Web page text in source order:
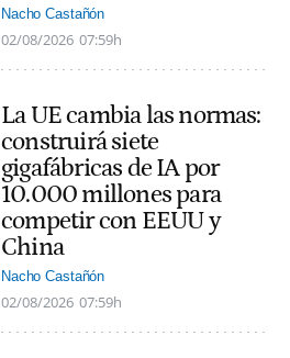
Nacho Castañón
02/08/2026 07:59h
La UE cambia las normas:
construirá siete
gigafábricas de IA por
10.000 millones para
competir con EEUU y
China
Nacho Castañón
02/08/2026 07:59h